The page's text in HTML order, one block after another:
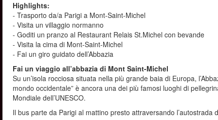
Highlights:
- Trasporto da/a Parigi a Mont-Saint-Michel
- Visita un villaggio normanno
- Goditi un pranzo al Restaurant Relais St.Michel con bevande
- Visita la cima di Mont-Saint-Michel
- Fai un giro guidato dell’Abbazia
Fai un viaggio all’abbazia di Mont Saint-Michel
Su un’isola rocciosa situata nella più grande baia di Europa,
mondo occidentale” è ancora una dei più famosi luoghi di
Mondiale dell’UNESCO.
Il bus parte da Parigi al mattino presto attraversando